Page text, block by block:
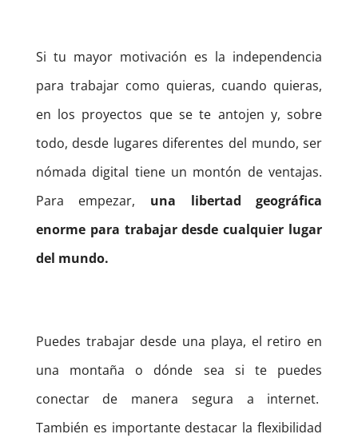
Si tu mayor motivación es la independencia
para trabajar como quieras, cuando quieras,
en los proyectos que se te antojen y, sobre
todo, desde lugares diferentes del mundo, ser
nómada digital tiene un montón de ventajas.
Para empezar, una libertad geográfica
enorme para trabajar desde cualquier lugar
del mundo.
Puedes trabajar desde una playa, el retiro en
una montaña o dónde sea si te puedes
conectar de manera segura a internet.
También es importante destacar la flexibilidad